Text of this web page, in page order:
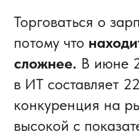
Торговаться о
потому что
сложнее. В июне
в ИТ составляет
конкуренция на
высокой с